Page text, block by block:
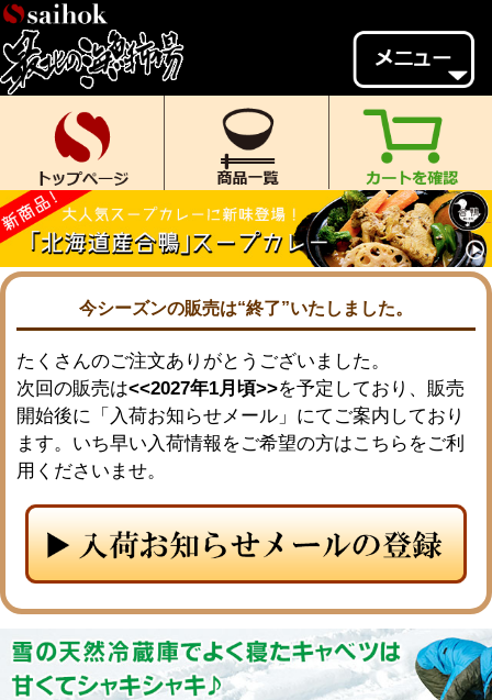
会員様メニュー
ゲスト
様、
いらっしゃいませ。
ご来店ありがとうございます。
新規会員登録 ログイン
MYページ MYクーポン
ポイント履歴 お気に入り
レビュー投稿 閲覧履歴
当店について
初めての方へ 送料・お支払い
返品について
メルマガ登録 お問合せ
今シーズンの販売は“終了”いたしました。
たくさんのご注文ありがとうございました。
次回の販売は<<2027年1月頃>>を予定しており、販売
開始後に「入荷お知らせメール」にてご案内しており
ます。いち早い入荷情報をご希望の方はこちらをご利
用くださいませ。